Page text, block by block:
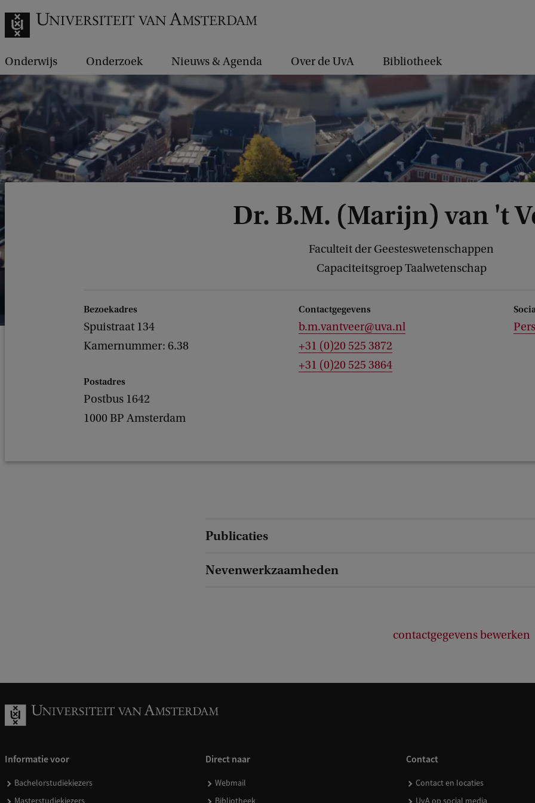
Onderwijs Onderzoek Nieuws & Agenda Over de UvA Bibliotheek
Dr. B.M. (Marijn) van 't
Faculteit der Geesteswetenschappen
Capaciteitsgroep Taalwetenschap
Bezoekadres
Spuistraat 134
Kamernummer: 6.38
Postadres
Postbus 1642
1000 BP Amsterdam
Contactgegevens
b.m.vantveer@uva.nl
+31 (0)20 525 3872
+31 (0)20 525 3864
Publicaties
Nevenwerkzaamheden
contactgegevens bewerken
Informatie voor
Bachelorstudiekiezers
Masterstudiekiezers
Direct naar
Webmail
Bibliotheek
Contact
Contact en locaties
UvA op social media